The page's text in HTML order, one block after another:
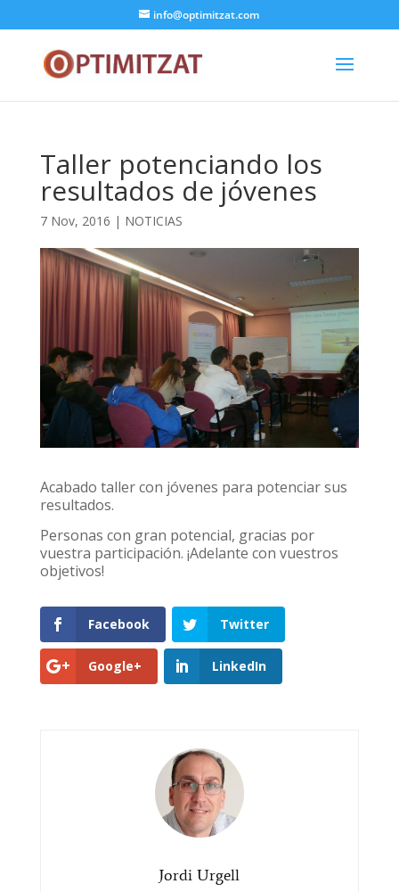
info@optimitzat.com
Taller potenciando los
resultados de jóvenes
7 Nov, 2016 | NOTICIAS
Acabado taller con jóvenes para potenciar sus
resultados.
Personas con gran potencial, gracias por
vuestra participación. ¡Adelante con vuestros
objetivos!
Facebook Twitter
Google+ LinkedIn
Jordi Urgell